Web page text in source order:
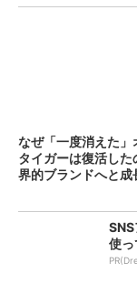
なぜ「一度消えた」
タイガーは復活し
界的ブランドへと成
使っ